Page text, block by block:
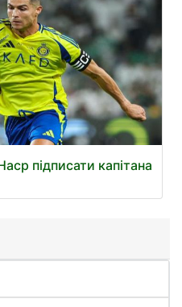
підписати капітана